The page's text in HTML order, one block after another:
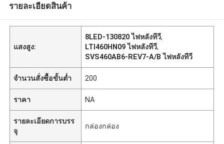
รายละเอียดสินค้า
แสงสูง:
8LED-130820 ไฟหลังทีวี,
LTI460HN09 ไฟหลังทีวี,
SVS460AB6-REV7-A/B ไฟหลังทีวี
จำนวนสั่งซื้อขั้นต่ำ 200
ราคา NA
รายละเอียดการบรร
จุ
กล่องกล่อง